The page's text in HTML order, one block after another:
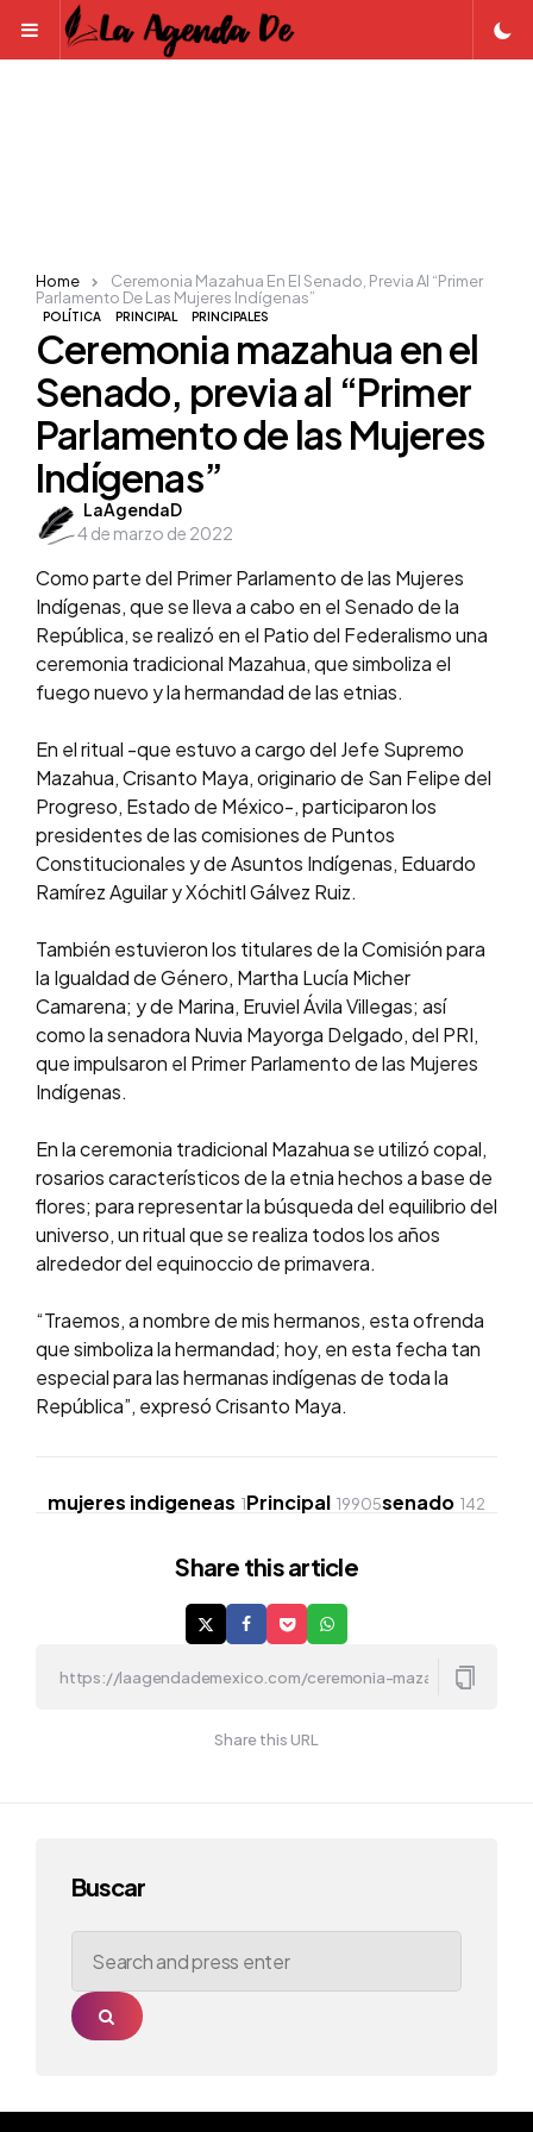
Menu
POLÍTICA PRINCIPAL PRINCIPALES
Ceremonia mazahua en el
Senado, previa al “Primer
Parlamento de las Mujeres
Indígenas”
Posted
by
LaAgendaD
4 de marzo de 2022
Home
Ceremonia Mazahua En El Senado, Previa Al “Primer
Parlamento De Las Mujeres Indígenas”
Como parte del Primer Parlamento de las Mujeres
Indígenas, que se lleva a cabo en el Senado de la
República, se realizó en el Patio del Federalismo una
ceremonia tradicional Mazahua, que simboliza el
fuego nuevo y la hermandad de las etnias.
En el ritual -que estuvo a cargo del Jefe Supremo
Mazahua, Crisanto Maya, originario de San Felipe del
Progreso, Estado de México-, participaron los
presidentes de las comisiones de Puntos
Constitucionales y de Asuntos Indígenas, Eduardo
Ramírez Aguilar y Xóchitl Gálvez Ruiz.
También estuvieron los titulares de la Comisión para
la Igualdad de Género, Martha Lucía Micher
Camarena; y de Marina, Eruviel Ávila Villegas; así
como la senadora Nuvia Mayorga Delgado, del PRI,
que impulsaron el Primer Parlamento de las Mujeres
Indígenas.
En la ceremonia tradicional Mazahua se utilizó copal,
rosarios característicos de la etnia hechos a base de
flores; para representar la búsqueda del equilibrio del
universo, un ritual que se realiza todos los años
alrededor del equinoccio de primavera.
“Traemos, a nombre de mis hermanos, esta ofrenda
que simboliza la hermandad; hoy, en esta fecha tan
especial para las hermanas indígenas de toda la
República”, expresó Crisanto Maya.
mujeres indigeneas 1Principal 19905senado 142
Share this article
Share this URL
Buscar
Search
for:
Search